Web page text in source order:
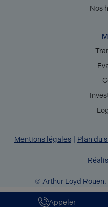
Appeler
Nos
Mentions légales Plan du
© Arthur Loyd